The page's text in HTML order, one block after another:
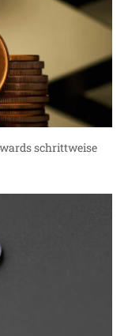
schrittweise